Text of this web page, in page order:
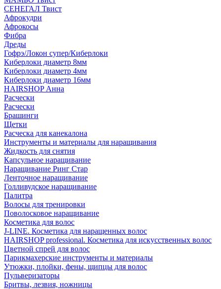
СЕНЕГАЛ Твист
Афрокудри
Афрокосы
Фибра
Дреды
Гофрэ/Локон супер/Киберлоки
Киберлоки диаметр 8мм
Киберлоки диаметр 4мм
Киберлоки диаметр 16мм
HAIRSHOP Анна
Расчески
Расчески
Брашинги
Щетки
Расческа для канекалона
Инструменты и материалы для наращивания
Жидкость для снятия
Капсульное наращивание
Наращивание Ринг Стар
Ленточное наращивание
Голливудское наращивание
Палитра
Волосы для тренировки
Поволосковое наращивание
Косметика для волос
J-LINE. Косметика для наращенных волос
HAIRSHOP professional. Косметика для искусственных волос
Цветной спрей для волос
Парикмахерские инструменты и материалы
Утюжки, плойки, фены, щипцы для волос
Пульверизаторы
Бритвы, лезвия, ножницы